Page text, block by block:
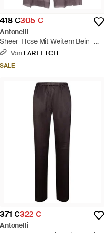
418 €305 €
Antonelli
Sheer-Hose Mit Weitem Bein -
Lila Von FARFETCH
SALE
371 €322 €
Antonelli